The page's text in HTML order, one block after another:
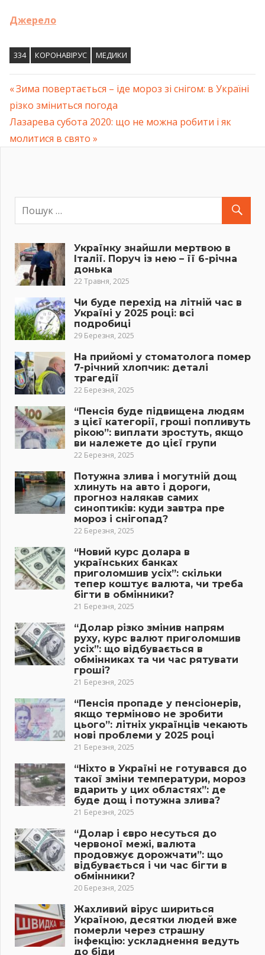
Джерело
334 КОРОНАВІРУС МЕДИКИ
Навігація
записів
Previous
Post:
Зима повертається – іде мороз зі снігом: в Україні
різко зміниться погода
Next
Post:
Лазарева субота 2020: що не можна робити і як
молитися в свято
Українку знайшли мертвою в
Італії. Поруч із нею – її 6-річна
донька
22 Травня, 2025
Чи буде перехід на літній час в
Україні у 2025 році: всі
подробиці
29 Березня, 2025
На прийомі у стоматолога помер
7-річний хлопчик: деталі
трагедії
22 Березня, 2025
“Пенсія буде підвищена людям
з цієї категорії, гроші попливуть
рікою”: виплати зростуть, якщо
ви належете до цієї групи
22 Березня, 2025
Потужна злива і могутній дощ
хлинуть на авто і дороги,
прогноз налякав самих
синоптиків: куди завтра пре
мороз і снігопад?
22 Березня, 2025
“Новий курс долара в
українських банках
приголомшив усіх”: скільки
тепер коштує валюта, чи треба
бігти в обмінники?
21 Березня, 2025
“Долар різко змінив напрям
руху, курс валют приголомшив
усіх”: що відбувається в
обмінниках та чи час рятувати
гроші?
21 Березня, 2025
“Пенсія пропаде у пенсіонерів,
якщо терміново не зробити
цього”: літніх українців чекають
нові проблеми у 2025 році
21 Березня, 2025
“Ніхто в Україні не готувався до
такої зміни температури, мороз
вдарить у цих областях”: де
буде дощ і потужна злива?
21 Березня, 2025
“Долар і євро несуться до
червоної межі, валюта
продовжує дорожчати”: що
відбувається і чи час бігти в
обмінники?
20 Березня, 2025
Жахливий вірус шириться
Україною, десятки людей вже
померли через страшну
інфекцію: ускладнення ведуть
до біди